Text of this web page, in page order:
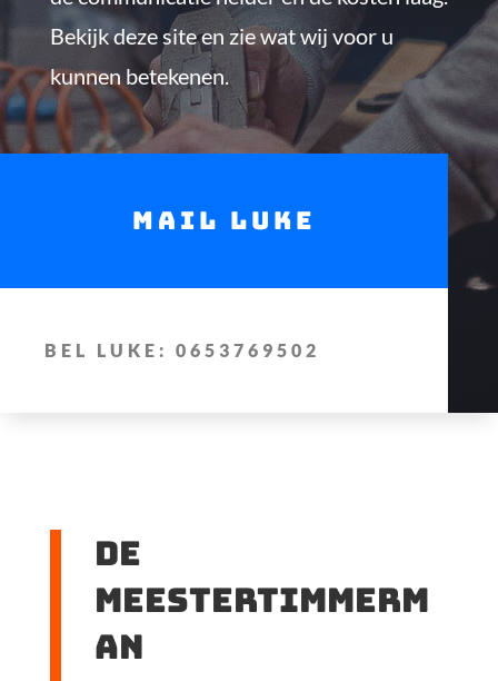
Bekijk deze site en zie wat wij voor u
kunnen betekenen.
mail luke
BEL LUKE: 0653769502
De
meestertimmerm
an